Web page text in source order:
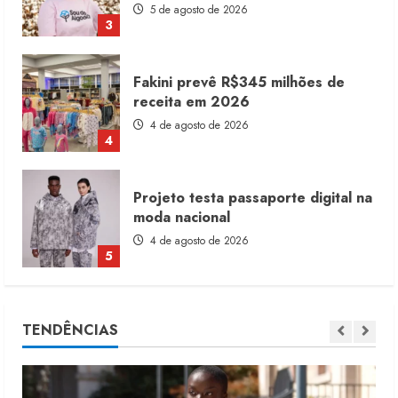
4
4 de agosto de 2026
5
Projeto testa passaporte digital na
moda nacional
4 de agosto de 2026
1
Dia dos Pais reforça retomada da
moda no varejo
7 de agosto de 2026
2
TENDÊNCIAS